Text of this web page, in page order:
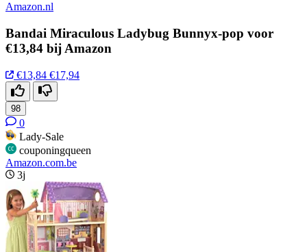
Amazon.nl
Bandai Miraculous Ladybug Bunnyx-pop voor
€13,84 bij Amazon
€13,84 €17,94
98
0
Lady-Sale
couponingqueen
Amazon.com.be
3j